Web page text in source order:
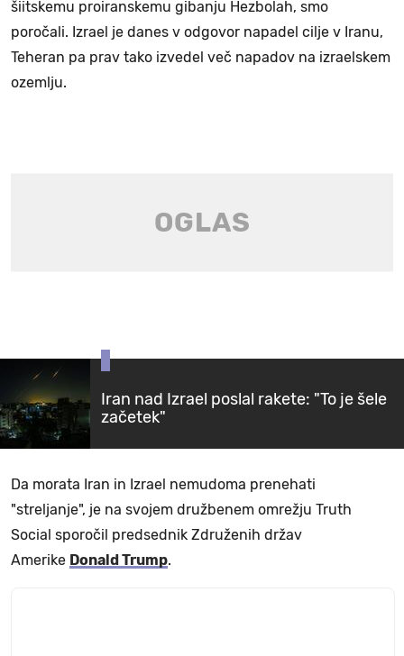
šiitskemu proiranskemu gibanju Hezbolah, smo
poročali. Izrael je danes v odgovor napadel cilje v Iranu,
Teheran pa prav tako izvedel več napadov na izraelskem
ozemlju.
Iran nad Izrael poslal rakete: "To je šele
začetek"
Da morata Iran in Izrael nemudoma prenehati
"streljanje", je na svojem družbenem omrežju Truth
Social sporočil predsednik Združenih držav
Amerike Donald Trump.